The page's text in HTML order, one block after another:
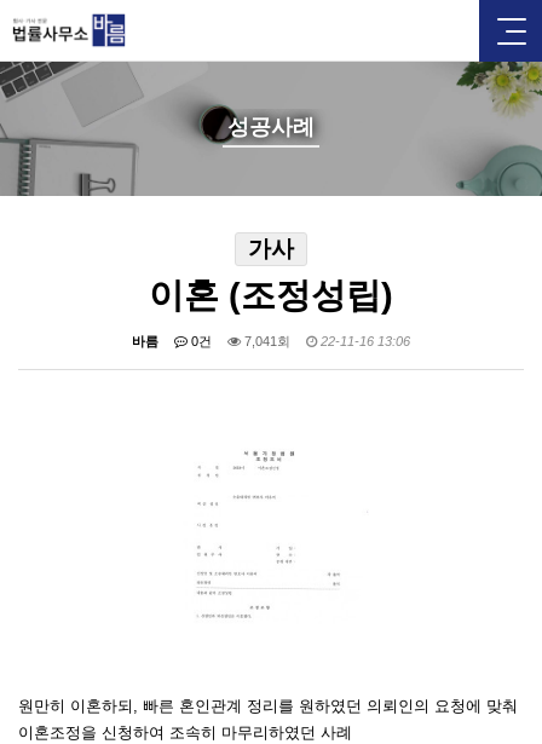
성공사례
가사
이혼 (조정성립)
바름 0건 7,041회 22-11-16 13:06
원만히 이혼하되, 빠른 혼인관계 정리를 원하였던 의뢰인의 요청에 맞춰
이혼조정을 신청하여 조속히 마무리하였던 사례